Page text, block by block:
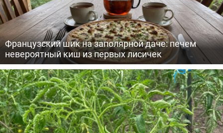
Французский шик на заполярной даче: печем
невероятный киш из первых лисичек